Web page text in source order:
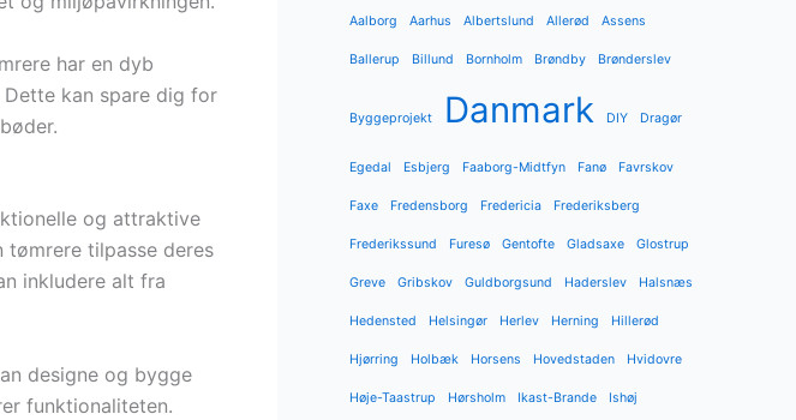
har en dyb
kan spare dig for
og attraktive
tømrere tilpasse deres
inkludere alt fra
designe og bygge
funktionaliteten.
Aalborg Aarhus Albertslund Allerød Assens
Ballerup Billund Bornholm Brøndby Brønderslev
Byggeprojekt Danmark DIY Dragør
Egedal Esbjerg Faaborg-Midtfyn Fanø Favrskov
Faxe Fredensborg Fredericia Frederiksberg
Frederikssund Furesø Gentofte Gladsaxe Glostrup
Greve Gribskov Guldborgsund Haderslev Halsnæs
Hedensted Helsingør Herlev Herning Hillerød
Hjørring Holbæk Horsens Hovedstaden Hvidovre
Høje-Taastrup Hørsholm Ikast-Brande Ishøj